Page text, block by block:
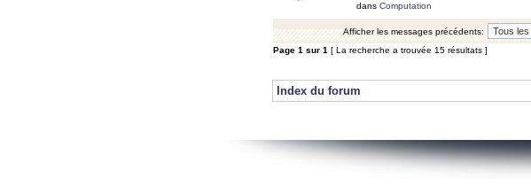
dans Computation
Afficher les messages précédents:
Page 1 sur 1 [ La recherche a trouvée 15 résultats ]
Index du forum